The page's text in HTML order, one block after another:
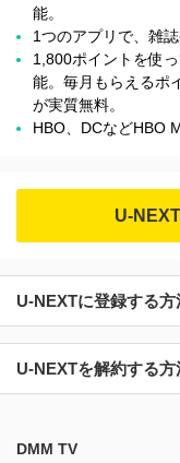
能。
1つのアプリで、雑
1,800ポイントを使
能。毎月もらえるポ
が実質無料。
HBO、DCなどHBO
U-
U-NEXTに登録する方
U-NEXTを解約する方
DMM TV